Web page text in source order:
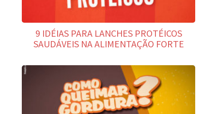
9 IDÉIAS PARA LANCHES PROTÉICOS
SAUDÁVEIS NA ALIMENTAÇÃO FORTE